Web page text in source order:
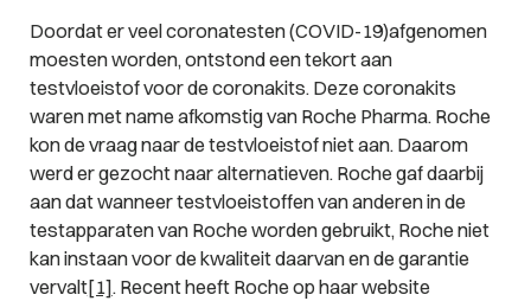
Doordat er veel coronatesten (COVID-19)afgenomen
moesten worden, ontstond een tekort aan
testvloeistof voor de coronakits. Deze coronakits
waren met name afkomstig van Roche Pharma. Roche
kon de vraag naar de testvloeistof niet aan. Daarom
werd er gezocht naar alternatieven. Roche gaf daarbij
aan dat wanneer testvloeistoffen van anderen in de
testapparaten van Roche worden gebruikt, Roche niet
kan instaan voor de kwaliteit daarvan en de garantie
vervalt[1]. Recent heeft Roche op haar website